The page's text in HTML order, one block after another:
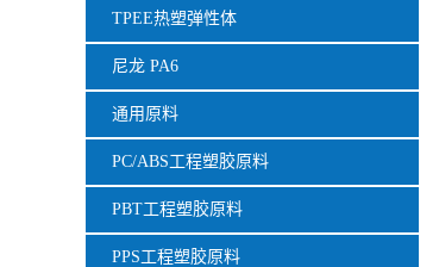
TPEE热塑弹性体
尼龙 PA6
通用原料
PC/ABS工程塑胶原料
PBT工程塑胶原料
PPS工程塑胶原料